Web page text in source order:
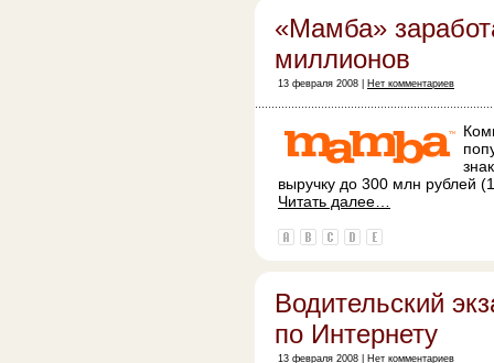
«Мамба»
миллионов
13 февраля 2008 | Нет комментариев
выручку до 300 млн рублей
Читать далее…
Водительский
по Интернету
13 февраля 2008 | Нет комментариев